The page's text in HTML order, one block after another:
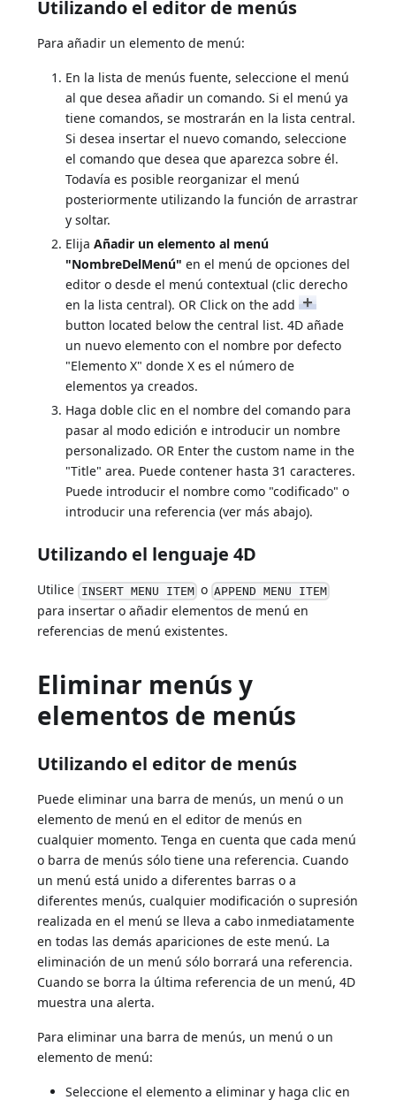
Utilizando el editor de menús
Para añadir un elemento de menú:
En la lista de menús fuente, seleccione el menú
al que desea añadir un comando. Si el menú ya
tiene comandos, se mostrarán en la lista central.
Si desea insertar el nuevo comando, seleccione
el comando que desea que aparezca sobre él.
Todavía es posible reorganizar el menú
posteriormente utilizando la función de arrastrar
y soltar.
ElijaAñadir un elemento al menú
"NombreDelMenú" en el menú de opciones del
editor o desde el menú contextual (clic derecho
en la lista central). OR Click on the add
button located below the central list. 4D añade
un nuevo elemento con el nombre por defecto
"Elemento X" donde X es el número de
elementos ya creados.
Haga doble clic en el nombre del comando para
pasar al modo edición e introducir un nombre
personalizado. OR Enter the custom name in the
"Title" area. Puede contener hasta 31 caracteres.
Puede introducir el nombre como "codificado" o
introducir una referencia (ver más abajo).
Utilizando el lenguaje 4D
Utilice INSERT MENU ITEM o APPEND MENU ITEM
para insertar o añadir elementos de menú en
referencias de menú existentes.
Eliminar menús y
elementos de menús
Utilizando el editor de menús
Puede eliminar una barra de menús, un menú o un
elemento de menú en el editor de menús en
cualquier momento. Tenga en cuenta que cada menú
o barra de menús sólo tiene una referencia. Cuando
un menú está unido a diferentes barras o a
diferentes menús, cualquier modificación o supresión
realizada en el menú se lleva a cabo inmediatamente
en todas las demás apariciones de este menú. La
eliminación de un menú sólo borrará una referencia.
Cuando se borra la última referencia de un menú, 4D
muestra una alerta.
Para eliminar una barra de menús, un menú o un
elemento de menú:
Seleccione el elemento a eliminar y haga clic en